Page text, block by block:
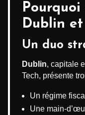
Dublin
Un duo
Dublin, capitale
Tech, présente
Un régime
Une main-